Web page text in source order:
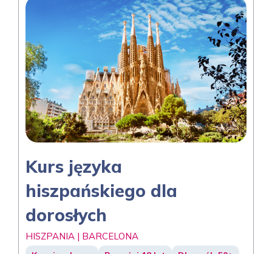
Kurs języka
hiszpańskiego dla
dorosłych
HISZPANIA | BARCELONA